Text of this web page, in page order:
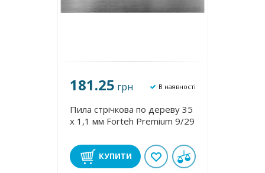
181.25 грн В наявності
Пила стрічкова по дереву 35
х 1,1 мм Forteh Premium 9/29
КУПИТИ